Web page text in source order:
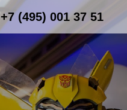
+7 (495) 001 37 51